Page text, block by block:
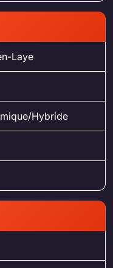
Laye
Hybride